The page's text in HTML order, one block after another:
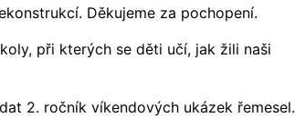
Děkujeme za pochopení.
při kterých se děti učí, jak žili naši
2. ročník víkendových ukázek řemesel.